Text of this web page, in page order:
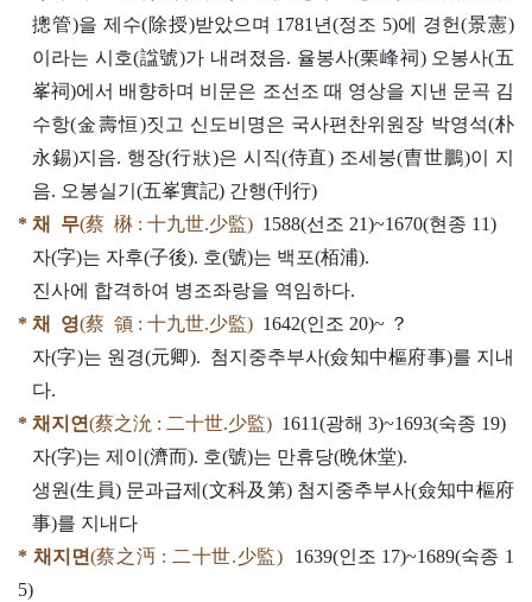
摠管)을 제수(除授)받았으며 1781년(정조 5)에 경헌(景憲)
이라는 시호(諡號)가 내려졌음. 율봉사(栗峰祠) 오봉사(五
峯祠)에서 배향하며 비문은 조선조 때 영상을 지낸 문곡 김
수항(金壽恒)짓고 신도비명은 국사편찬위원장 박영석(朴
永錫)지음. 행장(行狀)은 시직(侍直) 조세붕(曺世鵬)이 지
음. 오봉실기(五峯實記) 간행(刊行)
* 채 무(蔡 楙 : 十九世.少監) 1588(선조 21)~1670(현종 11)
자(字)는 자후(子後). 호(號)는 백포(栢浦).
진사에 합격하여 병조좌랑을 역임하다.
* 채 영(蔡 領 : 十九世.少監) 1642(인조 20)~ ？
자(字)는 원경(元卿). 첨지중추부사(僉知中樞府事)를 지내
다.
* 채지연(蔡之沇 : 二十世.少監) 1611(광해 3)~1693(숙종 19)
자(字)는 제이(濟而). 호(號)는 만휴당(晩休堂).
생원(生員) 문과급제(文科及第) 첨지중추부사(僉知中樞府
事)를 지내다
* 채지면(蔡之沔 : 二十世.少監)
1639(인조 17)~1689(숙종 1
5)